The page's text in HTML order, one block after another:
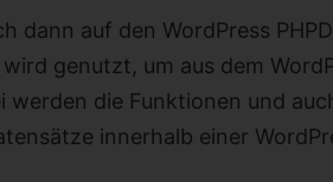
dann auf den WordPress
genutzt, um aus dem
werden die Funktionen und
innerhalb einer